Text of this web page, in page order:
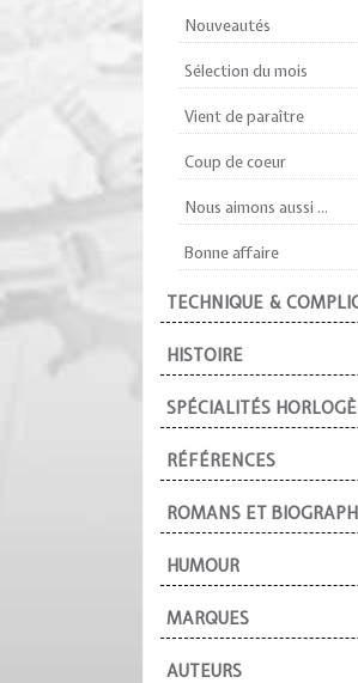
Nouveautés
Sélection du mois
Vient de paraître
Coup de coeur
Nous aimons aussi ...
Bonne affaire
TECHNIQUE &
HISTOIRE
SPÉCIALITÉS
RÉFÉRENCES
ROMANS ET
HUMOUR
MARQUES
AUTEURS